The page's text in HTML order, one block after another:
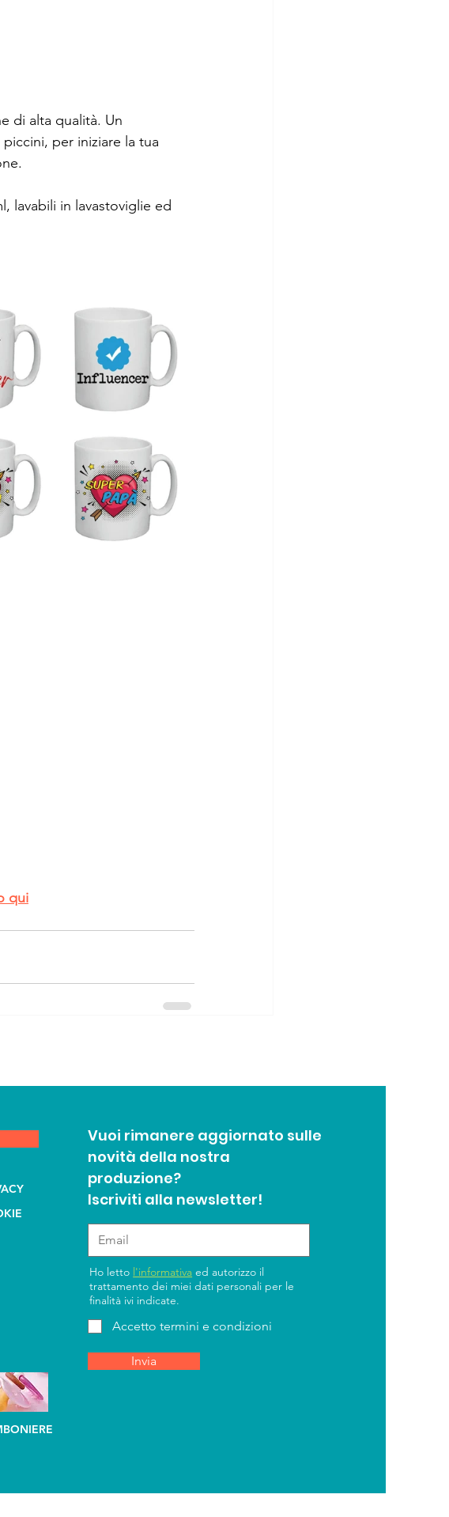
di alta qualità. Un
per iniziare la tua
lavabili in lavastoviglie ed
qui
Vuoi rimanere aggiornato sulle
novità della nostra
produzione?
Iscriviti alla newsletter!
Ho letto l'informativa ed autorizzo il
trattamento dei miei dati personali per le
finalità ivi indicate.
Accetto termini e condizioni
Invia